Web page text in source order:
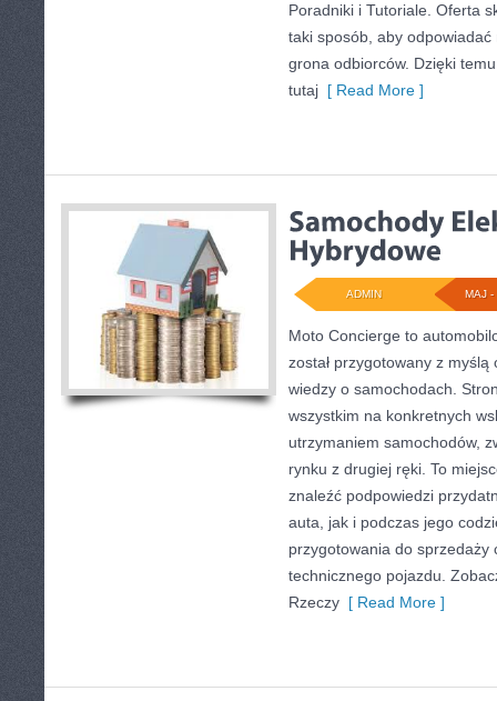
Poradniki i Tutoriale. Oferta
taki sposób, aby
grona odbiorców. Dzięki
tutaj [ Read More ]
MAJ -
ADMIN
Moto Concierge to
został przygotowany z
wiedzy o samochodach.
wszystkim na konkretnych
utrzymaniem samochodów,
rynku z drugiej ręki. To
znaleźć podpowiedzi
auta, jak i podczas jego
przygotowania do sprzedaży
technicznego pojazdu.
Rzeczy [ Read More ]